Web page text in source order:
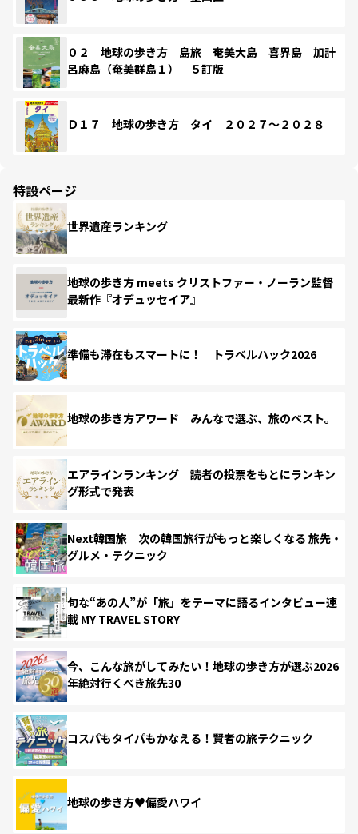
０２ 地球の歩き方 島旅 奄美大島 喜界島 加計
呂麻島（奄美群島１） ５訂版
Ｄ１７ 地球の歩き方 タイ ２０２７～２０２８
特設ページ
世界遺産ランキング
地球の歩き方 meets クリストファー・ノーラン監督
最新作『オデュッセイア』
準備も滞在もスマートに！ トラベルハック2026
地球の歩き方アワード みんなで選ぶ、旅のベスト。
エアラインランキング 読者の投票をもとにランキン
グ形式で発表
Next韓国旅 次の韓国旅行がもっと楽しくなる 旅先・
グルメ・テクニック
旬な“あの人”が「旅」をテーマに語るインタビュー連
載 MY TRAVEL STORY
今、こんな旅がしてみたい！地球の歩き方が選ぶ2026
年絶対行くべき旅先30
コスパもタイパもかなえる！賢者の旅テクニック
地球の歩き方♥偏愛ハワイ